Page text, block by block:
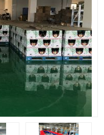
上海仓储服务
上海电商代发货仓库